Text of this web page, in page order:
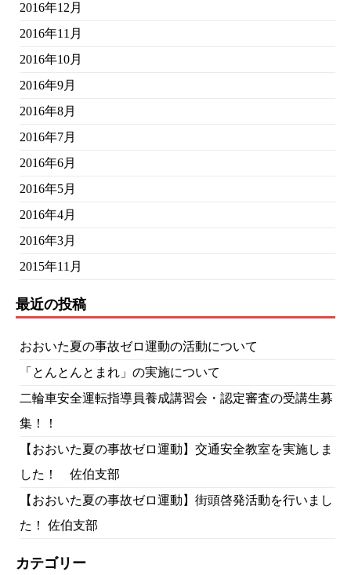
2016年12月
2016年11月
2016年10月
2016年9月
2016年8月
2016年7月
2016年6月
2016年5月
2016年4月
2016年3月
2015年11月
最近の投稿
おおいた夏の事故ゼロ運動の活動について
「とんとんとまれ」の実施について
二輪車安全運転指導員養成講習会・認定審査の受講生募
集！！
【おおいた夏の事故ゼロ運動】交通安全教室を実施しま
した！ 佐伯支部
【おおいた夏の事故ゼロ運動】街頭啓発活動を行いまし
た！ 佐伯支部
カテゴリー